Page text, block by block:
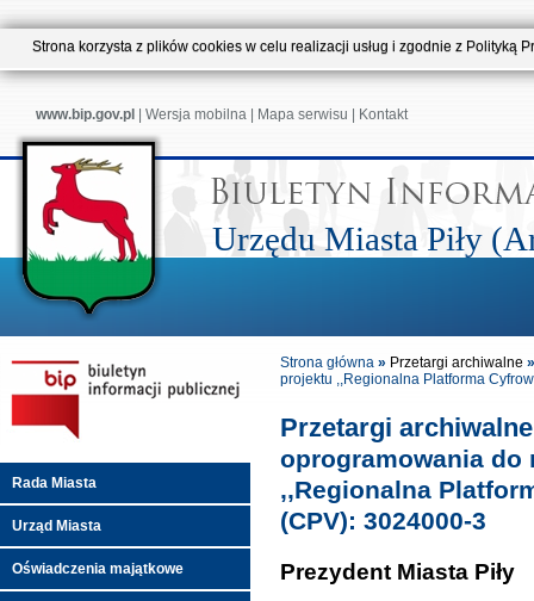
Strona korzysta z plików cookies w celu realizacji usług i zgodnie z
www.bip.gov.pl Wersja mobilna Mapa serwisu Kontakt
Urzędu Miasta Piły
Rada Miasta
Urząd Miasta
Oświadczenia majątkowe
Strona główna » Przetargi archiwalne »
projektu ,,Regionalna Platforma
Przetargi
oprogramowania do
,,Regionalna
(CPV): 3024000-3
Prezydent Miasta Piły